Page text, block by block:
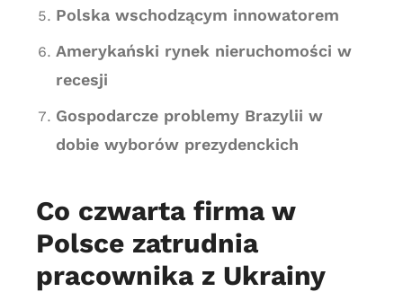
Polska wschodzącym innowatorem
Amerykański rynek nieruchomości w
recesji
Gospodarcze problemy Brazylii w
dobie wyborów prezydenckich
Co czwarta firma w
Polsce zatrudnia
pracownika z Ukrainy